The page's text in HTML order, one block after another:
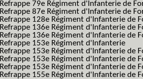
Refrappe 79e Régiment d'Infanterie de
Refrappe 87e Régiment d'Infanterie de
Refrappe 128e Régiment d'Infanterie de
Refrappe 136e Régiment d'Infanterie de
Refrappe 136e Régiment d'Infanterie de
Refrappe 153e Régiment d'Infanterie
Refrappe 153e Régiment d'Infanterie de
Refrappe 153e Régiment d'Infanterie de
Refrappe 153e Régiment d'Infanterie de
Refrappe 155e Régiment d'Infanterie de